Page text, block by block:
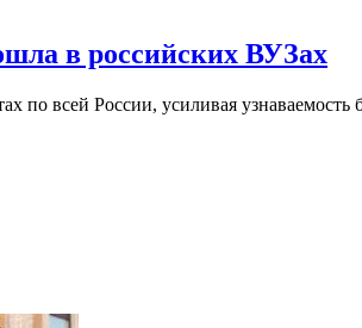
в российских ВУЗах
по всей России, усиливая